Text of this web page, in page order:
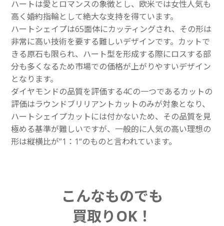
ハートは愛とロマンスの象徴とし、欧米では女性人気も
高く婚約指輪として絶大な支持を得ています。
ハートシェイプは65面体にカッティングされ、その形は
非常に高い技術を要する難しいデザインです。カットで
きる原石も限られ、ハート型を形成する際にロスする部
分も多くなるため市場での価格が上がりやすいデザイン
となります。
ダイヤモンドの品質を評価する4Cの一つであるカットの
評価はラウンドブリリアントカットのみが対象となり、
ハートシェイプカットには付かないため、その品質を見
極める基準が難しいですが、一般的に人気の高い理想の
形は縦横比が”1：1“のものと言われています。
こんなものでも
買取りOK！